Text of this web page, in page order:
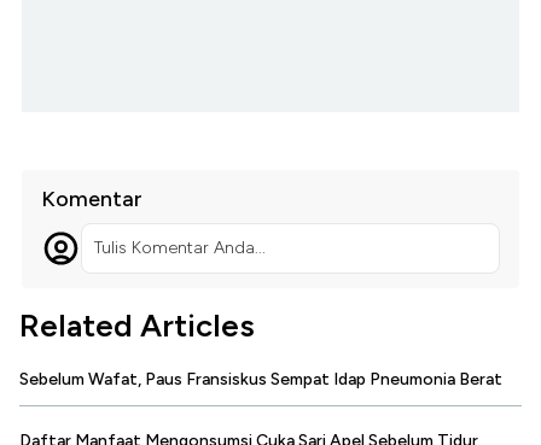
Komentar
Tulis Komentar Anda...
Related Articles
Sebelum Wafat, Paus Fransiskus Sempat Idap Pneumonia Berat
Daftar Manfaat Mengonsumsi Cuka Sari Apel Sebelum Tidur